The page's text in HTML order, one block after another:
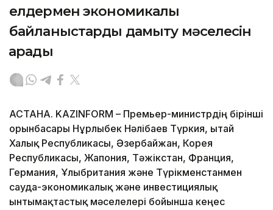
елдермен экономикалық
байланыстарды дамыту мәселесін
қарады
АСТАНА. KAZINFORM – Премьер-министрдің бірінші
орынбасары Нұрлыбек Нәлібаев Түркия, Қытай
Халық Республикасы, Әзербайжан, Корея
Республикасы, Жапония, Тәжікстан, Франция,
Германия, Ұлыбритания және Түрікменстанмен
сауда-экономикалық және инвестициялық
ынтымақтастық мәселелері бойынша кеңес